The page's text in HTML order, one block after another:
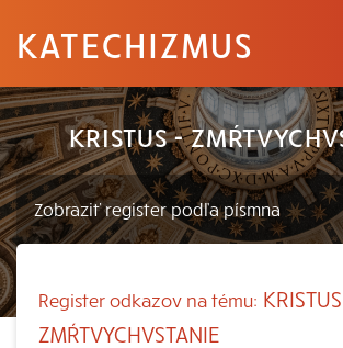
KATECHIZMUS
KRISTUS -
Register odkazov na tému:
ZMŔTVYCHVSTANIE